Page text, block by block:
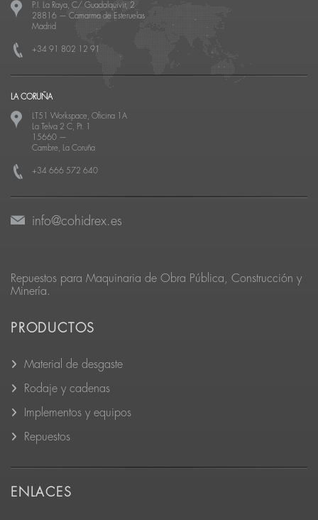
P.I. La Raya, C/ Guadalquivir, 2
28816 — Camarma de Esteruelas
Madrid
+34 91 802 12 91
LA CORUÑA
LT51 Workspace, Oficina 1A
La Telva 2 C, Pt. 1
15660 —
Cambre, La Coruña
+34 666 572 640
info@cohidrex.es
Repuestos para Maquinaria de Obra Pública, Construcción y
Minería.
PRODUCTOS
Material de desgaste
Rodaje y cadenas
Implementos y equipos
Repuestos
ENLACES